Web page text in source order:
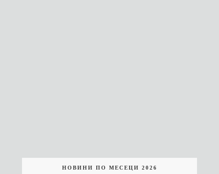
НОВИНИ ПО МЕСЕЦИ 2026